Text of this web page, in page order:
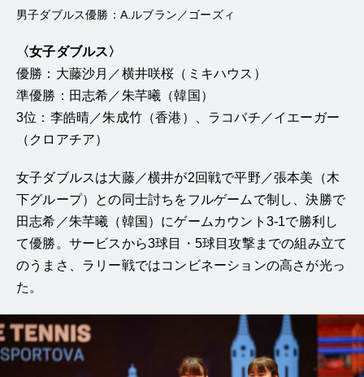
男子ダブルス優勝：A.ルブラン／ゴーズィ
〈女子ダブルス〉
優勝：大藤沙月／横井咲桜（ミキハウス）
準優勝：田志希／朱芊曦（韓国）
3位：李皓晴／朱成竹（香港）、ラコバチ／イエーガー
（クロアチア）
女子ダブルスは大藤／横井が2回戦で平野／張本美（木
下グループ）との同士討ちをフルゲームで制し、決勝で
田志希／朱芊曦（韓国）にゲームカウント3-1で勝利し
て優勝。サービスから3球目・5球目攻撃までの組み立て
のうまさ、ラリー戦ではコンビネーションの高さが光っ
た。